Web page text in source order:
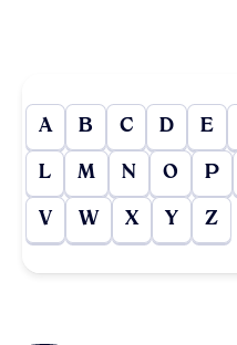
A B C D E
L M N O P
V W X Y Z